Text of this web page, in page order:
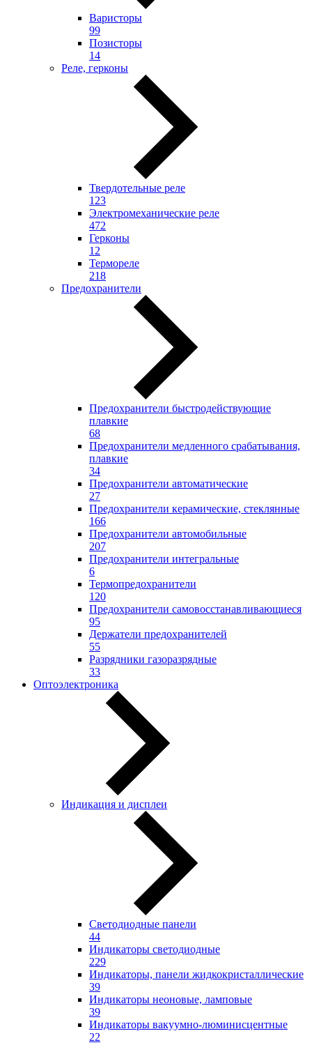
Варисторы
99
Позисторы
14
Реле, герконы
Твердотельные реле
123
Электромеханические реле
472
Герконы
12
Термореле
218
Предохранители
Предохранители быстродействующие
плавкие
68
Предохранители медленного срабатывания,
плавкие
34
Предохранители автоматические
27
Предохранители керамические, стеклянные
166
Предохранители автомобильные
207
Предохранители интегральные
6
Термопредохранители
120
Предохранители самовосстанавливающиеся
95
Держатели предохранителей
55
Разрядники газоразрядные
33
Оптоэлектроника
Индикация и дисплеи
Светодиодные панели
44
Индикаторы светодиодные
229
Индикаторы, панели жидкокристаллические
39
Индикаторы неоновые, ламповые
39
Индикаторы вакуумно-люминисцентные
22